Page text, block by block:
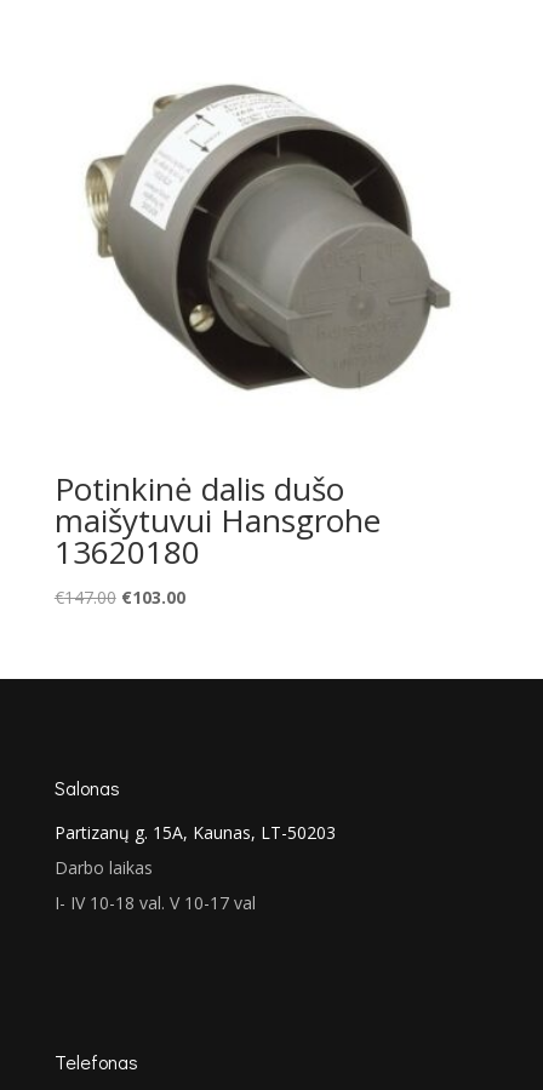
Potinkinė dalis dušo
maišytuvui Hansgrohe
13620180
€147.00 Original
€147.00.
€103.00Current
€103.00.
Salonas
Partizanų g. 15A, Kaunas, LT-50203
Darbo laikas
I- IV 10-18 val. V 10-17 val
Telefonas